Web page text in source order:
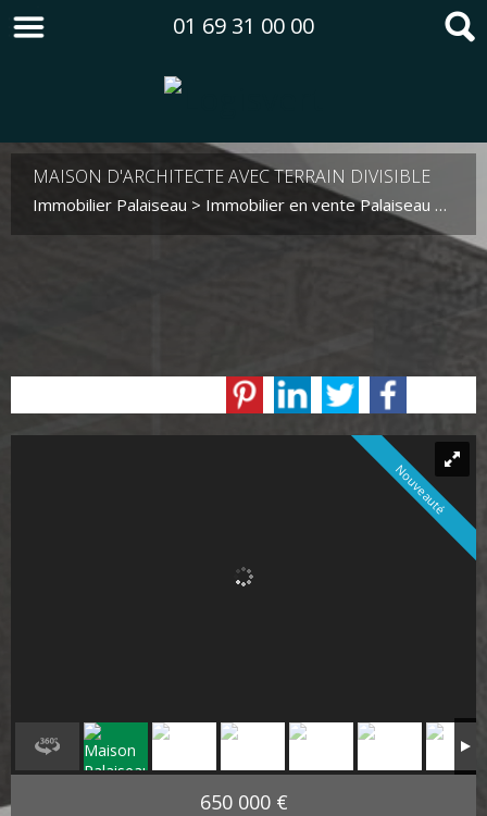
01 69 31 00 00
MAISON D'ARCHITECTE AVEC TERRAIN DIVISIBLE
Immobilier Palaiseau > Immobilier en vente Palaiseau >
Nouveauté
650 000 €